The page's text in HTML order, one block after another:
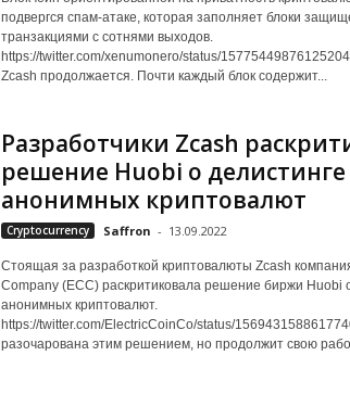
подвергся спам-атаке, которая заполняет блоки
транзакциями с сотнями выходов.
https://twitter.com/xenumonero/status/
Zcash продолжается. Почти каждый блок содержит...
Разработчики Zcash
решение Huobi о делистинге
анонимных криптовалют
Cryptocurrency Saffron - 13.09.2022
Стоящая за разработкой криптовалюты Zcash
Company (ECC) раскритиковала решение биржи Huobi
анонимных криптовалют.
https://twitter.com/ElectricCoinCo/status/
разочарована этим решением, но продолжит свою